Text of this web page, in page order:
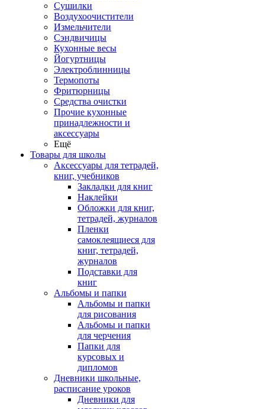
Сушилки
Воздухоочистители
Измельчители
Сэндвичицы
Кухонные весы
Йогуртницы
Электроблинницы
Термопоты
Фритюрницы
Средства очистки
Прочие кухонные
принадлежности и
аксессуары
Ещё
Товары для школы
Аксессуары для тетрадей,
книг, учебников
Закладки для книг
Наклейки
Обложки для книг,
тетрадей, журналов
Пленки
самоклеящиеся для
книг, тетрадей,
журналов
Подставки для
книг
Альбомы и папки
Альбомы и папки
для рисования
Альбомы и папки
для черчения
Папки для
курсовых и
дипломов
Дневники школьные,
расписание уроков
Дневники для